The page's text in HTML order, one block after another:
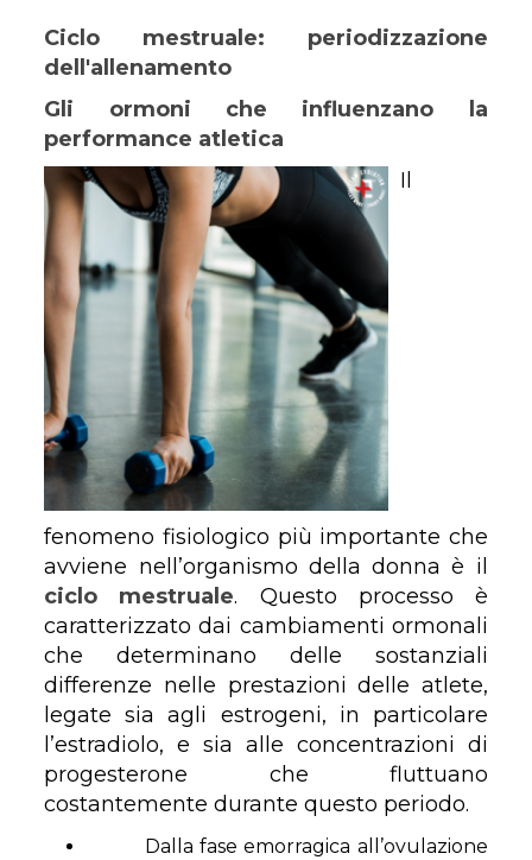
Ciclo mestruale: periodizzazione
dell'allenamento
Gli ormoni che influenzano la
performance atletica
Il
fenomeno fisiologico più importante che
avviene nell’organismo della donna è il
ciclo mestruale. Questo processo è
caratterizzato dai cambiamenti ormonali
che determinano delle sostanziali
differenze nelle prestazioni delle atlete,
legate sia agli estrogeni, in particolare
l’estradiolo, e sia alle concentrazioni di
progesterone che fluttuano
costantemente durante questo periodo.
Dalla fase emorragica all’ovulazione